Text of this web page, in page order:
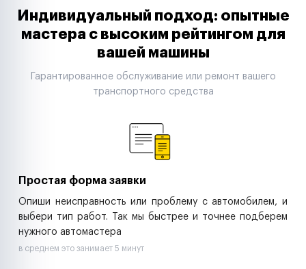
Таксопарки
Автодилеры
Строительные компании
Аренда спецтехники
Индивидуальный подход: опытные
мастера с высоким рейтингом для
вашей машины
Гарантированное обслуживание или ремонт вашего
транспортного средства
Простая форма заявки
Опиши неисправность или проблему с автомобилем, и
выбери тип работ. Так мы быстрее и точнее подберем
нужного автомастера
в среднем это занимает 5 минут